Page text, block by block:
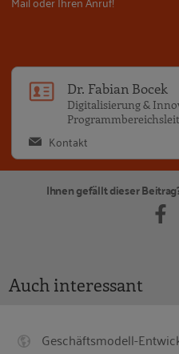
Dr. Fabian Bocek
Digitalisierung &
Kontakt
Ihnen gefällt dieser
Auch interessant
Geschäftsmodell-